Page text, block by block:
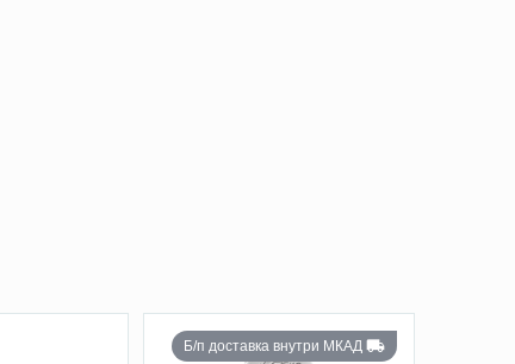
Б/п доставка внутри МКАД